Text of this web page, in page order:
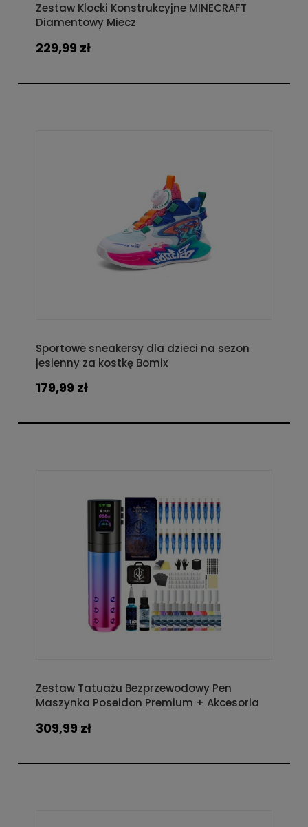
Zestaw Klocki Konstrukcyjne MINECRAFT
Diamentowy Miecz
229,99 zł
Sportowe sneakersy dla dzieci na sezon
jesienny za kostkę Bomix
179,99 zł
Zestaw Tatuażu Bezprzewodowy Pen
Maszynka Poseidon Premium + Akcesoria
309,99 zł